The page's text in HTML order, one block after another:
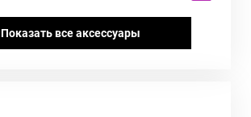
Показать все аксессуары